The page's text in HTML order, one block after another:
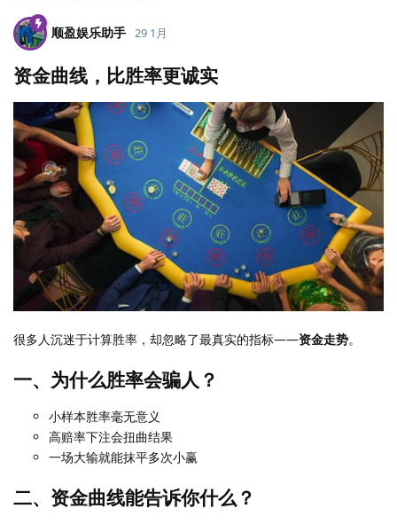
顺盈娱乐助手 29 1月
资金曲线，比胜率更诚实
很多人沉迷于计算胜率，却忽略了最真实的指标——资金走势。
一、为什么胜率会骗人？
小样本胜率毫无意义
高赔率下注会扭曲结果
一场大输就能抹平多次小赢
二、资金曲线能告诉你什么？